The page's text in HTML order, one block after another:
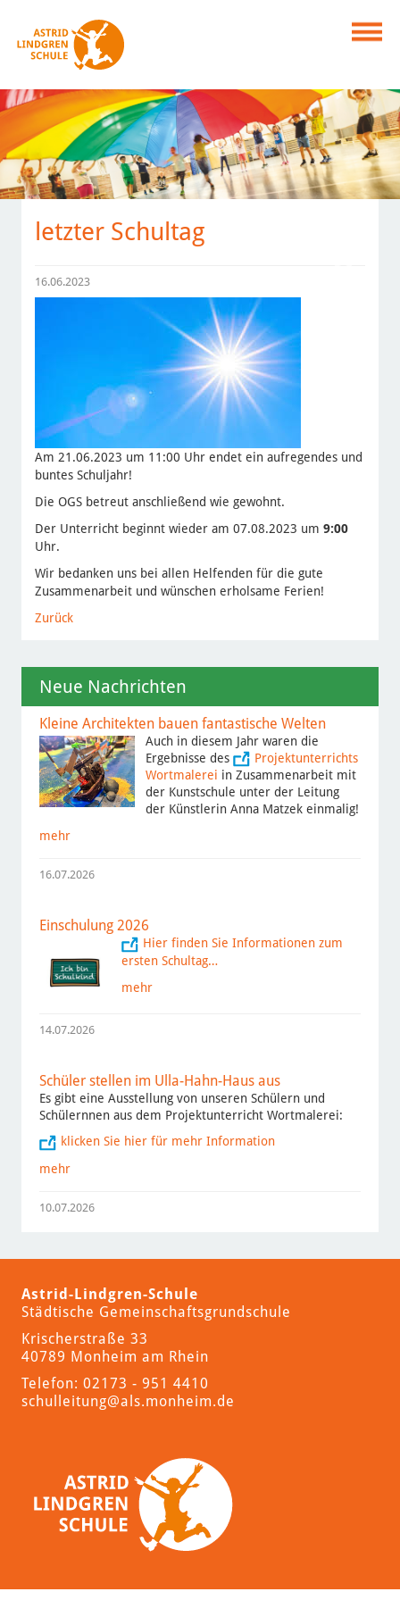
letzter Schultag
16.06.2023
Am 21.06.2023 um 11:00 Uhr endet ein aufregendes und
buntes Schuljahr!
Die OGS betreut anschließend wie gewohnt.
Der Unterricht beginnt wieder am 07.08.2023 um 9:00
Uhr.
Wir bedanken uns bei allen Helfenden für die gute
Zusammenarbeit und wünschen erholsame Ferien!
Zurück
Neue Nachrichten
Kleine Architekten bauen fantastische Welten
Auch in diesem Jahr waren die
Ergebnisse des
Projektunterrichts
Wortmalerei in Zusammenarbeit mit
der Kunstschule unter der Leitung
der Künstlerin Anna Matzek einmalig!
mehr
16.07.2026
Einschulung 2026
Hier finden Sie Informationen zum
ersten Schultag…
mehr
14.07.2026
Schüler stellen im Ulla-Hahn-Haus aus
Es gibt eine Ausstellung von unseren Schülern und
Schülernnen aus dem Projektunterricht Wortmalerei:
klicken Sie hier für mehr Information
mehr
10.07.2026
Astrid-Lindgren-Schule
Städtische Gemeinschaftsgrundschule
Krischerstraße 33
40789 Monheim am Rhein
Telefon: 02173 - 951 4410
schulleitung@als.monheim.de